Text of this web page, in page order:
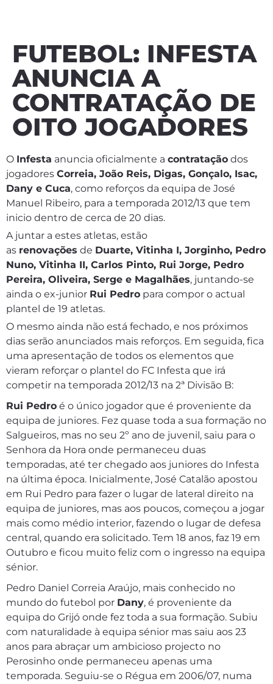
FUTEBOL: INFESTA
ANUNCIA A
CONTRATAÇÃO DE
OITO JOGADORES
O Infesta anuncia oficialmente a contratação dos
jogadores Correia, João Reis, Digas, Gonçalo, Isac,
Dany e Cuca, como reforços da equipa de José
Manuel Ribeiro, para a temporada 2012/13 que tem
inicio dentro de cerca de 20 dias.
A juntar a estes atletas, estão
as renovações de Duarte, Vitinha I, Jorginho, Pedro
Nuno, Vitinha II, Carlos Pinto, Rui Jorge, Pedro
Pereira, Oliveira, Serge e Magalhães, juntando-se
ainda o ex-junior Rui Pedro para compor o actual
plantel de 19 atletas.
O mesmo ainda não está fechado, e nos próximos
dias serão anunciados mais reforços. Em seguida, fica
uma apresentação de todos os elementos que
vieram reforçar o plantel do FC Infesta que irá
competir na temporada 2012/13 na 2ª Divisão B:
Rui Pedro é o único jogador que é proveniente da
equipa de juniores. Fez quase toda a sua formação no
Salgueiros, mas no seu 2º ano de juvenil, saiu para o
Senhora da Hora onde permaneceu duas
temporadas, até ter chegado aos juniores do Infesta
na última época. Inicialmente, José Catalão apostou
em Rui Pedro para fazer o lugar de lateral direito na
equipa de juniores, mas aos poucos, começou a jogar
mais como médio interior, fazendo o lugar de defesa
central, quando era solicitado. Tem 18 anos, faz 19 em
Outubro e ficou muito feliz com o ingresso na equipa
sénior.
Pedro Daniel Correia Araújo, mais conhecido no
mundo do futebol por Dany, é proveniente da
equipa do Grijó onde fez toda a sua formação. Subiu
com naturalidade à equipa sénior mas saiu aos 23
anos para abraçar um ambicioso projecto no
Perosinho onde permaneceu apenas uma
temporada. Seguiu-se o Régua em 2006/07, numa